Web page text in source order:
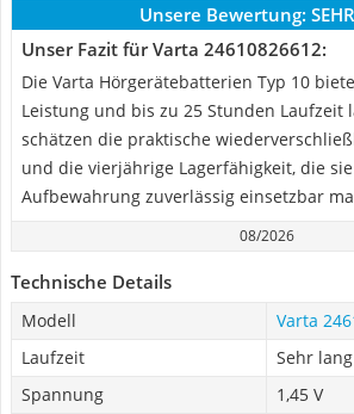
Unsere Bewertung:
Unser Fazit für Varta 24610826612:
Die Varta Hörgerätebatterien Typ 10
Leistung und bis zu 25 Stunden Laufzeit
schätzen die praktische
und die vierjährige Lagerfähigkeit, die
Aufbewahrung zuverlässig einsetzbar
08/2026
Technische Details
Modell
Varta
Laufzeit
Sehr lang
Spannung
1,45 V